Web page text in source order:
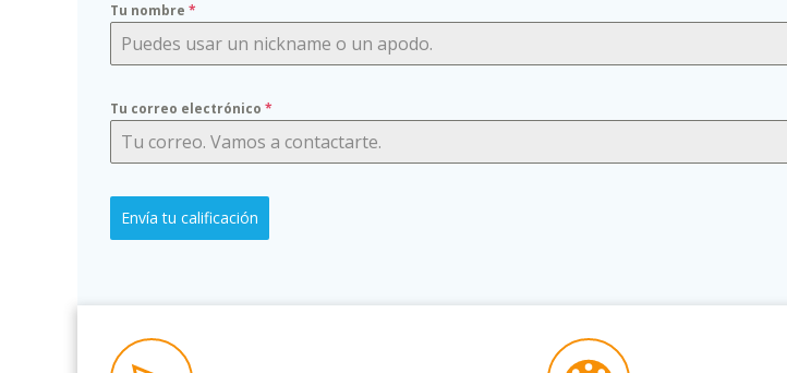
Tu nombre *
Tu correo electrónico *
Envía tu calificación